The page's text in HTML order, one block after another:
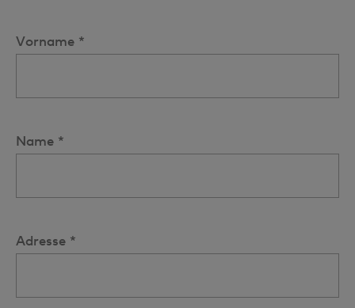
Vorname *
Name *
Adresse *